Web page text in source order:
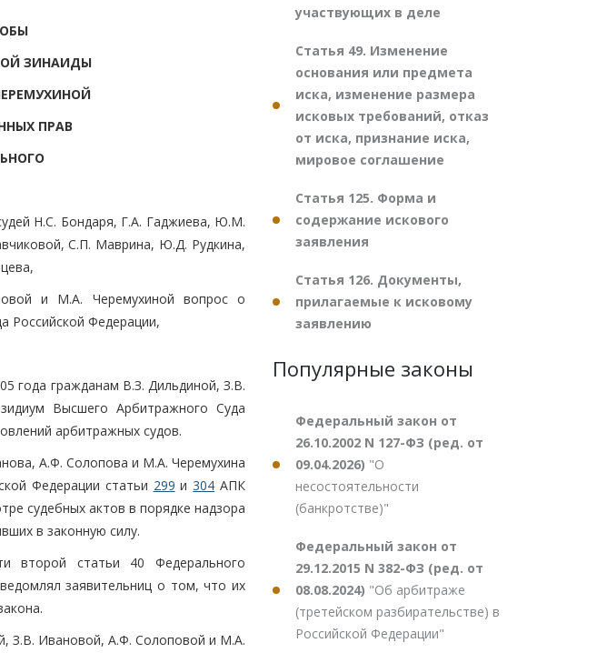
ЗИНАИДЫ
ПРАВ
Н.С. Бондаря, Г.А. Гаджиева, Ю.М.
С.П. Маврина, Ю.Д. Рудкина,
и М.А. Черемухиной вопрос о
Российской Федерации,
года гражданам В.З. Дильдиной, З.В.
Высшего Арбитражного Суда
арбитражных судов.
А.Ф. Солопова и М.А. Черемухина
Федерации статьи 299 и304 АПК
судебных актов в порядке надзора
в законную силу.
второй статьи 40 Федерального
заявительниц о том, что их
З.В. Ивановой, А.Ф. Солоповой и М.А.
участвующих в деле
Статья 49. Изменение
основания или предмета
иска, изменение размера
исковых требований, отказ
от иска, признание иска,
мировое соглашение
Статья 125. Форма и
содержание искового
заявления
Статья 126. Документы,
прилагаемые к исковому
заявлению
Популярные законы
Федеральный закон от
26.10.2002 N 127-ФЗ (ред. от
09.04.2026) "О
несостоятельности
(банкротстве)"
Федеральный закон от
29.12.2015 N 382-ФЗ (ред. от
08.08.2024) "Об арбитраже
(третейском разбирательстве) в
Российской Федерации"